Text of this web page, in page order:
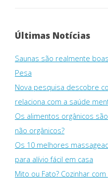
Últimas Notícias
Saunas são realmente
Pesa
Nova pesquisa descobre
relaciona com a saúde
Os alimentos orgânicos
não orgânicos?
Os 10 melhores
para alívio fácil em casa
Mito ou Fato? Cozinhar